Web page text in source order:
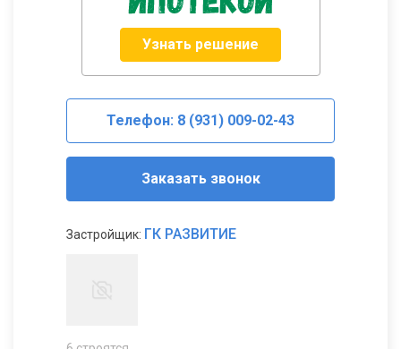
Узнать решение
Телефон: 8 (931) 009-02-43
Заказать звонок
Застройщик: ГК РАЗВИТИЕ